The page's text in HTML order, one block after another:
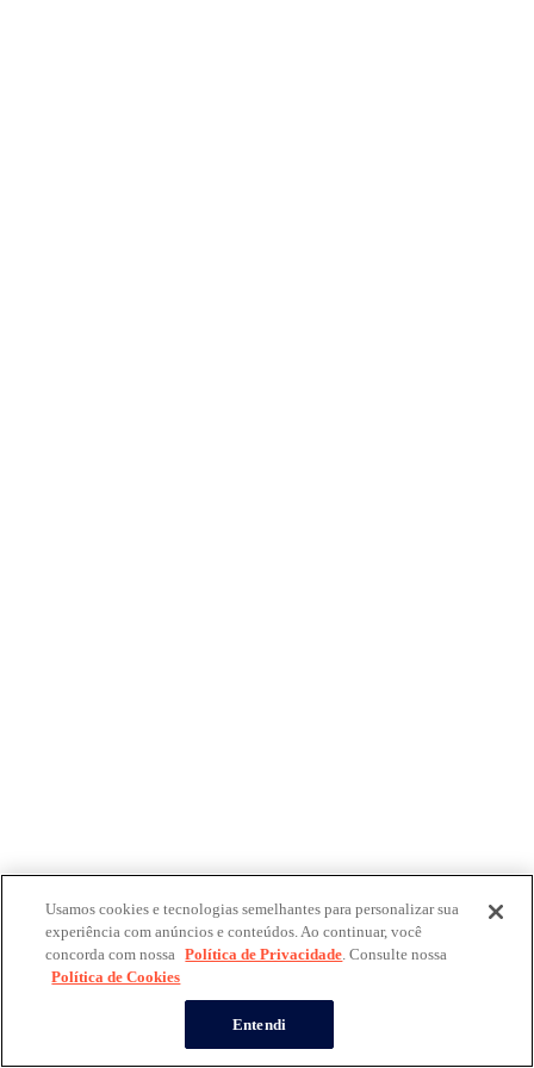
Usamos cookies e tecnologias semelhantes para personalizar sua
experiência com anúncios e conteúdos. Ao continuar, você
concorda com nossa Política de Privacidade. Consulte nossa
Política de Cookies
Entendi